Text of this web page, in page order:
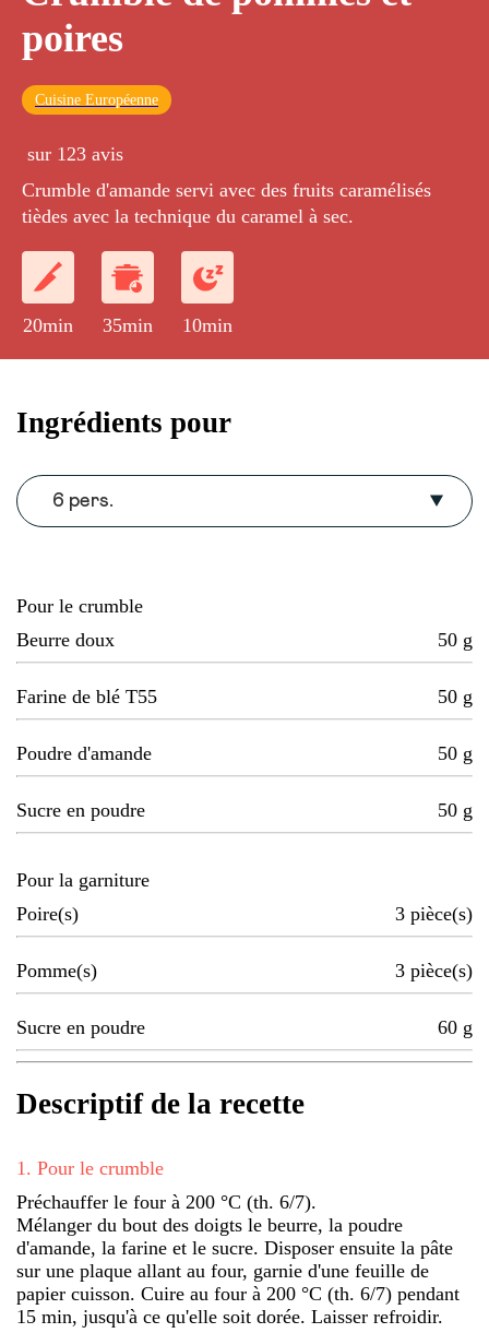
poires
Cuisine Européenne
sur 123 avis
Crumble d'amande servi avec des fruits caramélisés
tièdes avec la technique du caramel à sec.
20min 35min 10min
Ingrédients pour
6 pers.
Pour le crumble
Beurre doux
50 g
Farine de blé T55 50 g
Poudre d'amande 50 g
Sucre en poudre 50 g
Pour la garniture
Poire(s)
3 pièce(s)
Pomme(s) 3 pièce(s)
Sucre en poudre 60 g
Descriptif de la recette
1 . Pour le crumble
Préchauffer le four à 200 °C (th. 6/7).
Mélanger du bout des doigts le beurre, la poudre
d'amande, la farine et le sucre. Disposer ensuite la pâte
sur une plaque allant au four, garnie d'une feuille de
papier cuisson. Cuire au four à 200 °C (th. 6/7) pendant
15 min, jusqu'à ce qu'elle soit dorée. Laisser refroidir.